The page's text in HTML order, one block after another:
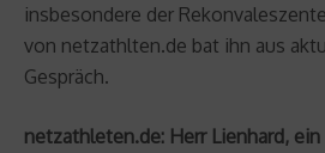
insbesondere der
von netzathlten.de bat ihn aus
Gespräch.
netzathleten.de: Herr Lienhard,